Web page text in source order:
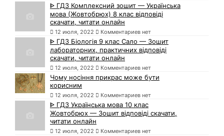
ᐈ ГДЗ Комплексний зошит — Українська
мова (Жовтобрюх) 8 клас відповіді
скачати, читати онлайн
12 июля, 2022 Комментариев нет
ᐈ ГДЗ Біологія 9 клас Сало — Зошит
лабораторних, практичних відповіді
скачати, читати онлайн
12 июля, 2022 Комментариев нет
Чому носіння прикрас може бути
корисним
12 июля, 2022 Комментариев нет
ᐈ ГДЗ Українська мова 10 клас
Жовтобрюх — Зошит відповіді скачати,
читати онлайн
12 июля, 2022 Комментариев нет